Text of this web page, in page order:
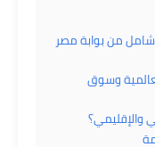
شامل من بوابة مصر
وسوق
والإقليمي؟